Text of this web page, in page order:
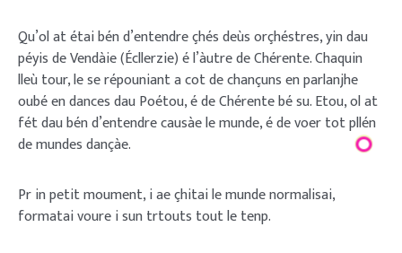
Qu’ol at étai bén d’entendre çhés deùs orçhéstres, yin dau
péyis de Vendàie (Écllerzie) é l’àutre de Chérente. Chaquin
lleù tour, le se répouniant a cot de chançuns en parlanjhe
oubé en dances dau Poétou, é de Chérente bé su. Etou, ol at
fét dau bén d’entendre causàe le munde, é de voer tot pllén
de mundes dançàe.
Pr in petit moument, i ae çhitai le munde normalisai,
formatai voure i sun trtouts tout le tenp.